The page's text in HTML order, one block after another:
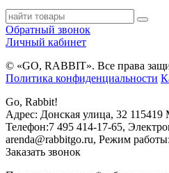
Обратный звонок
Личный кабинет
© «GO, RAВBIT». Все права
Политика конфиденциальности
Go, Rabbit!
Адрес: Донская улица, 32 115419
Телефон:7 495 414-17-65,
arenda@rabbitgo.ru, Режим работы:
Заказать звонок